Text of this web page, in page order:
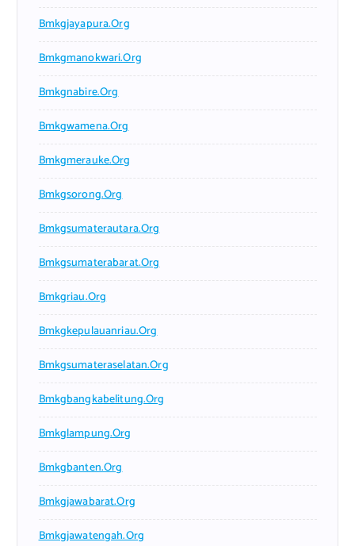
Bmkgjayapura.org
Bmkgmanokwari.org
Bmkgnabire.org
Bmkgwamena.org
Bmkgmerauke.org
Bmkgsorong.org
Bmkgsumaterautara.org
Bmkgsumaterabarat.org
Bmkgriau.org
Bmkgkepulauanriau.org
Bmkgsumateraselatan.org
Bmkgbangkabelitung.org
Bmkglampung.org
Bmkgbanten.org
Bmkgjawabarat.org
Bmkgjawatengah.org